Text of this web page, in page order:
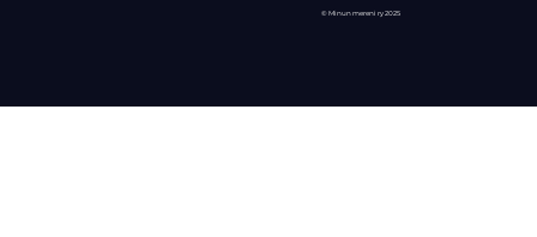
© Minun mereni ry 2025